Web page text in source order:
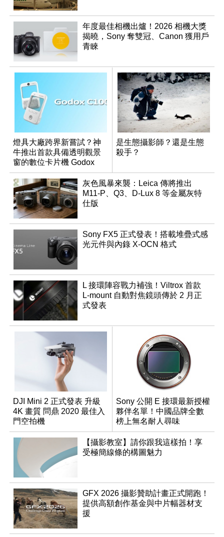
年度最佳相機出爐！2026 相機大獎
揭曉，Sony 奪雙冠、Canon 獲用戶
青睞
燈具大廠跨界新嘗試？神
牛推出首款具備透明觀景
窗的數位卡片機 Godox
C100
是生態攝影師？還是生態
殺手？
灰色風暴來襲：Leica 傳將推出
M11-P、Q3、D-Lux 8 等金屬灰特
仕版
Sony FX5 正式發表！搭載堆疊式感
光元件與內錄 X-OCN 格式
L 接環陣容戰力補強！Viltrox 首款
L-mount 自動對焦鏡頭傳於 2 月正
式發表
DJI Mini 2 正式發表 升級
4K 畫質 問鼎 2020 最佳入
門空拍機
Sony 公開 E 接環最新授權
夥伴名單！中國品牌全數
榜上無名耐人尋味
【攝影教室】請你跟我這樣拍！享
受極簡線條的構圖魅力
GFX 2026 攝影贊助計畫正式開跑！
提供高額創作基金與中片幅器材支
援